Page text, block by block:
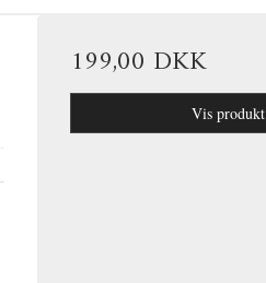
199,00 DKK
Vis produkt